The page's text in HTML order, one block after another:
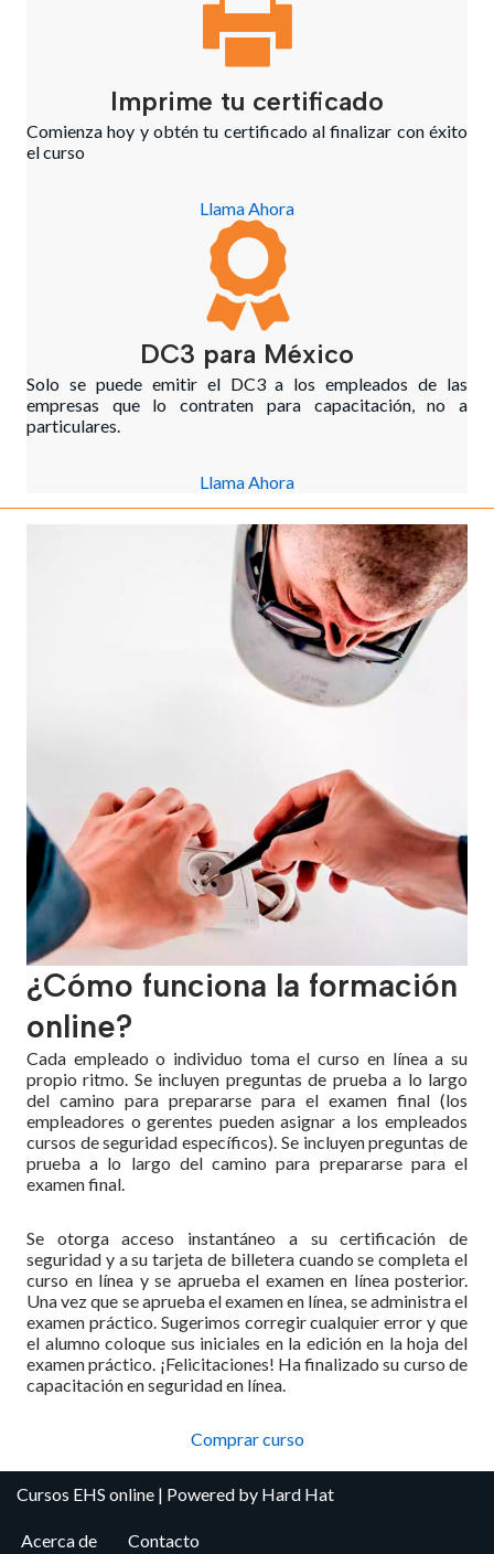
Imprime tu certificado
Comienza hoy y obtén tu certificado al finalizar con éxito
el curso
Llama Ahora
DC3 para México
Solo se puede emitir el DC3 a los empleados de las
empresas que lo contraten para capacitación, no a
particulares.
Llama Ahora
¿Cómo funciona la formación
online?
Cada empleado o individuo toma el curso en línea a su
propio ritmo. Se incluyen preguntas de prueba a lo largo
del camino para prepararse para el examen final (los
empleadores o gerentes pueden asignar a los empleados
cursos de seguridad específicos). Se incluyen preguntas de
prueba a lo largo del camino para prepararse para el
examen final.
Se otorga acceso instantáneo a su certificación de
seguridad y a su tarjeta de billetera cuando se completa el
curso en línea y se aprueba el examen en línea posterior.
Una vez que se aprueba el examen en línea, se administra el
examen práctico. Sugerimos corregir cualquier error y que
el alumno coloque sus iniciales en la edición en la hoja del
examen práctico. ¡Felicitaciones! Ha finalizado su curso de
capacitación en seguridad en línea.
Comprar curso
Cursos EHS online | Powered by Hard Hat
Acerca de Contacto